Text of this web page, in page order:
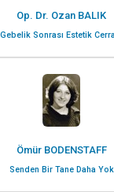
Op. Dr. Ozan BALIK
Gebelik Sonrası Estetik
Ömür BODENSTAFF
Senden Bir Tane Daha Yok